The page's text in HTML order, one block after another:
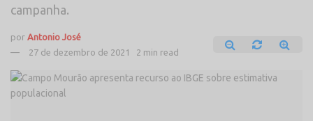
campanha.
por Antonio José
27 de dezembro de 2021
2 min read